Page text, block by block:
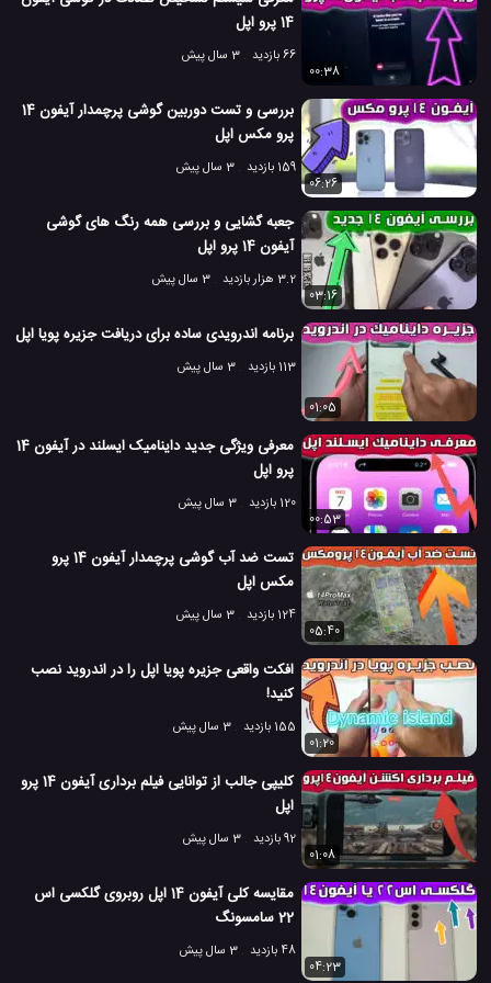
14 پرو اپل
66 بازدید
3 سال پیش
00:38
بررسی و تست دوربین گوشی پرچمدار آیفون 14
پرو مکس اپل
159 بازدید
3 سال پیش
06:26
جعبه گشایی و بررسی همه رنگ های گوشی
آیفون 14 پرو اپل
3.2 هزار بازدید
3 سال پیش
03:16
برنامه اندرویدی ساده برای دریافت جزیره پویا اپل
113 بازدید 3 سال پیش
01:05
معرفی ویژگی جدید داینامیک ایسلند در آیفون 14
پرو اپل
120 بازدید
3 سال پیش
00:53
تست ضد آب گوشی پرچمدار آیفون 14 پرو
مکس اپل
124 بازدید
3 سال پیش
05:40
افکت واقعی جزیره پویا اپل را در اندروید نصب
کنید!
155 بازدید
3 سال پیش
01:20
کلیپی جالب از توانایی فیلم برداری آیفون 14 پرو
اپل
92 بازدید
3 سال پیش
01:08
مقایسه کلی آیفون 14 اپل روبروی گلکسی اس
22 سامسونگ
48 بازدید
3 سال پیش
04:23